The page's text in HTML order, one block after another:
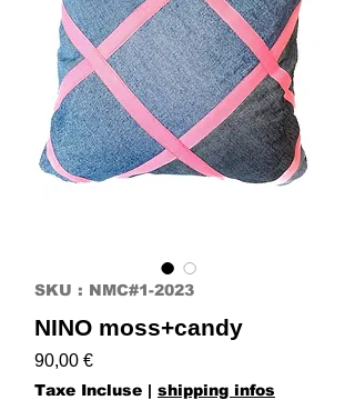
SKU : NMC#1-2023
NINO moss+candy
90,00 €Prix
Taxe Incluse | shipping infos